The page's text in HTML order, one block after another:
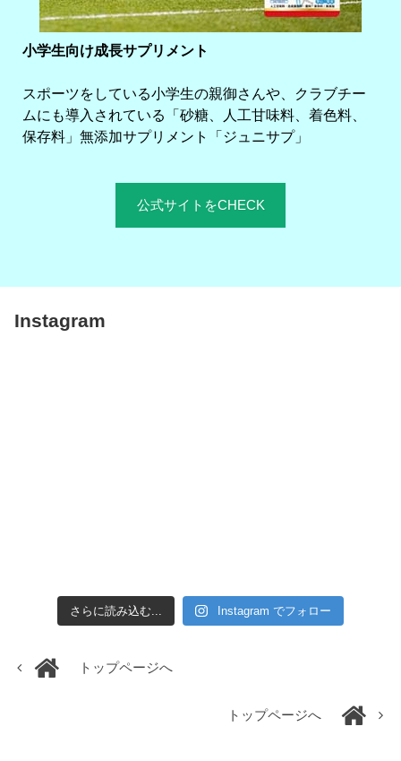
小学生向け成長サプリメント
スポーツをしている小学生の親御さんや、クラブチー
ムにも導入されている「砂糖、人工甘味料、着色料、
保存料」無添加サプリメント「ジュニサプ」
公式サイトをCHECK
Instagram
さらに読み込む... Instagram でフォロー
トップページへ
トップページへ